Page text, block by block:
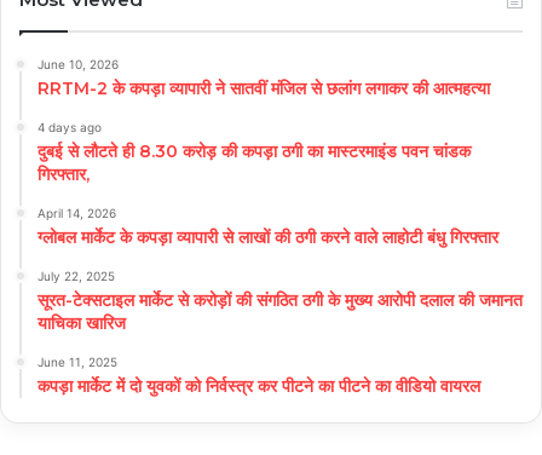
June 10, 2026
RRTM-2 के कपड़ा व्यापारी ने सातवीं मंजिल से छलांग लगाकर की आत्महत्या
4 days ago
दुबई से लौटते ही 8.30 करोड़ की कपड़ा ठगी का मास्टरमाइंड पवन चांडक
गिरफ्तार,
April 14, 2026
ग्लोबल मार्केट के कपड़ा व्यापारी से लाखों की ठगी करने वाले लाहोटी बंधु गिरफ्तार
July 22, 2025
सूरत-टेक्सटाइल मार्केट से करोड़ों की संगठित ठगी के मुख्य आरोपी दलाल की जमानत
याचिका खारिज
June 11, 2025
कपड़ा मार्केट में दो युवकों को निर्वस्त्र कर पीटने का पीटने का वीडियो वायरल